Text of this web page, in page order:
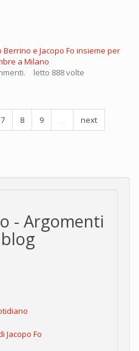
Berrino e Jacopo Fo insieme per
a Milano
letto 888 volte
7 8 9 …
next
- Argomenti
Jacopo Fo